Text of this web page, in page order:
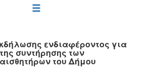
ενδιαφέροντος για
συντήρησης των
του Δήμου